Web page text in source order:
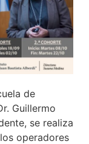
de
Guillermo
se realiza
operadores